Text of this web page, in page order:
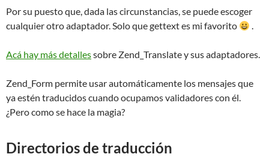
Por su puesto que, dada las circunstancias, se puede escoger
cualquier otro adaptador. Solo que gettext es mi favorito
.
Acá hay más detallessobre Zend_Translate y sus adaptadores.
Zend_Form permite usar automáticamente los mensajes que
ya estén traducidos cuando ocupamos validadores con él.
¿Pero como se hace la magia?
Directorios de traducción